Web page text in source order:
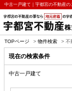
中古一戸建て｜宇都宮の不動産
TOPページ > 物件検索 > 不
現在の検索条件
中古一戸建て